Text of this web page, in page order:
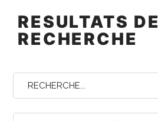
RESULTATS DE
RECHERCHE